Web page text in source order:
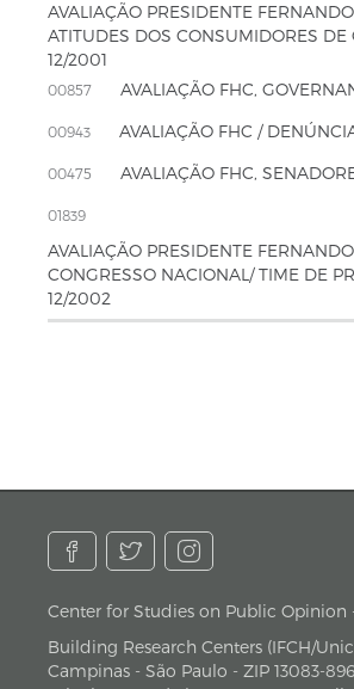
AVALIAÇÃO PRESIDENTE
ATITUDES DOS CONSUMIDORES
12/2001
00857 AVALIAÇÃO FHC,
00943 AVALIAÇÃO FHC /
00475 AVALIAÇÃO FHC,
01839
AVALIAÇÃO PRESIDENTE
CONGRESSO NACIONAL/ TIME DE
12/2002
address
Center for Studies on Public Opinion
Building Research Centers (IFCH/
Campinas - São Paulo - ZIP 13083-896